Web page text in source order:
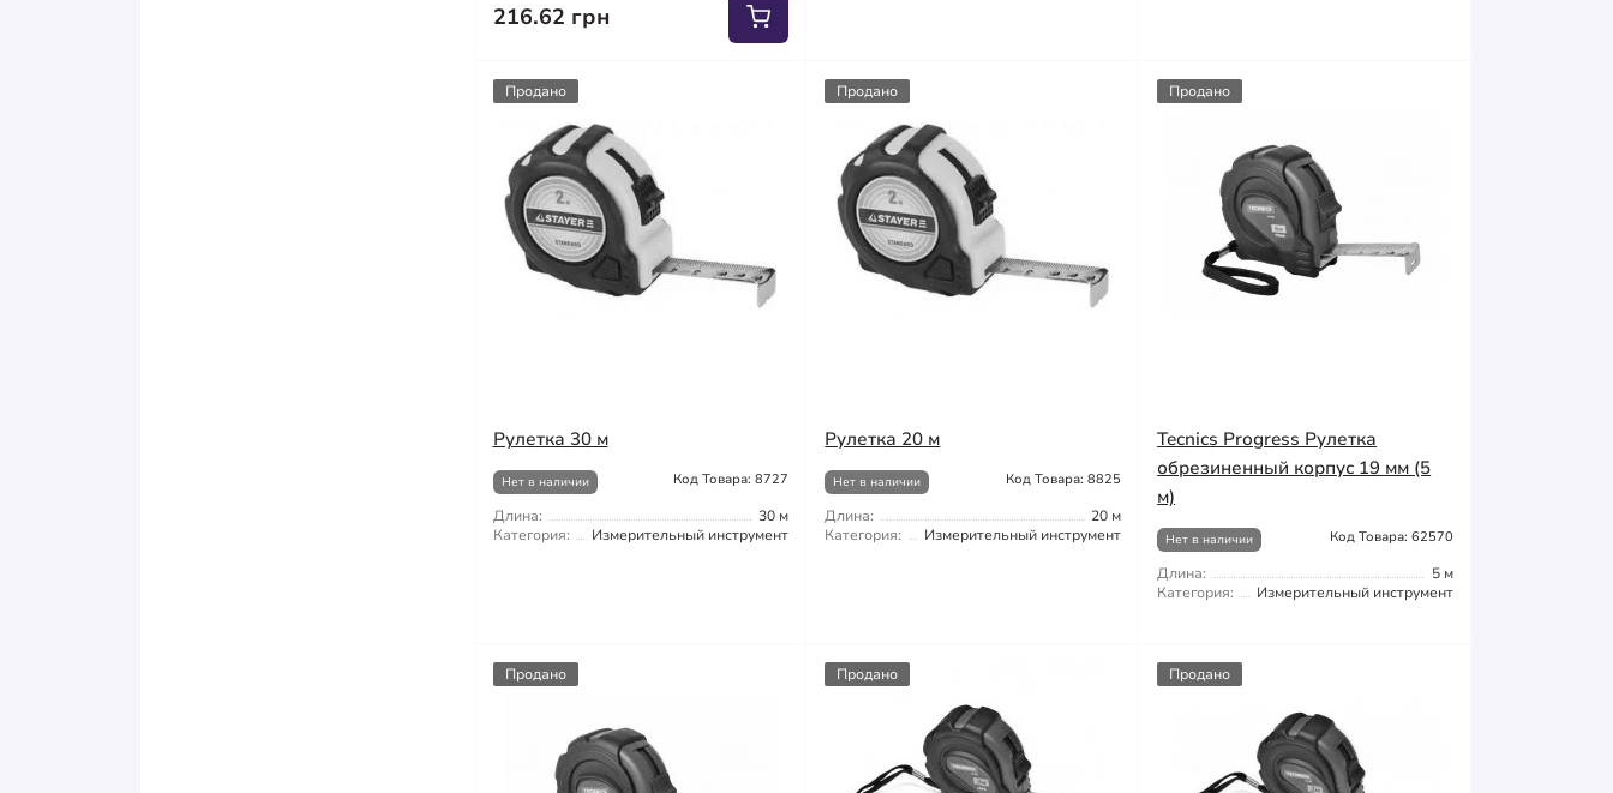
216.62 грн
Продано
Рулетка 30 м
Нет в наличии Код Товара: 8727
Длина:
30 м
Категория:
Измерительный инструмент
Продано
Рулетка 20 м
Нет в наличии Код Товара: 8825
Длина:
20 м
Категория:
Измерительный инструмент
Продано
Tecnics Progress Рулетка
обрезиненный корпус 19 мм (5
м)
Нет в наличии Код Товара: 62570
Длина:
5 м
Категория:
Измерительный инструмент
Продано Продано Продано